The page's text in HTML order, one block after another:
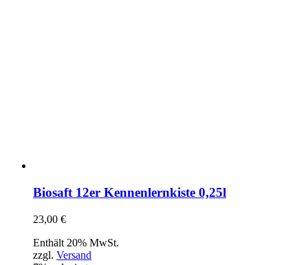
Biosaft 12er Kennenlernkiste 0,25l
23,00 €
Enthält 20% MwSt.
zzgl. Versand